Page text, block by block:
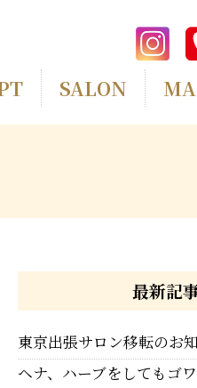
SALON
最新記
東京出張サロン移転のお
ヘナ、ハーブをしてもゴ